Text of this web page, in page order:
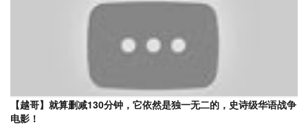
【越哥】就算删减130分钟，它依然是独一无二的，史诗级华语战争
电影！